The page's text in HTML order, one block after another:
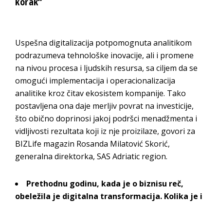
Uspešna digitalizacija potpomognuta analitikom
podrazumeva tehnološke inovacije, ali i promene
na nivou procesa i ljudskih resursa, sa ciljem da se
omogući implementacija i operacionalizacija
analitike kroz čitav ekosistem kompanije. Tako
postavljena ona daje merljiv povrat na investicije,
što obično doprinosi jakoj podršci menadžmenta i
vidljivosti rezultata koji iz nje proizilaze, govori za
BIZLife magazin Rosanda Milatović Skorić,
generalna direktorka, SAS Adriatic region.
Prethodnu godinu, kada je o biznisu reč,
obeležila je digitalna transformacija. Kolika je i